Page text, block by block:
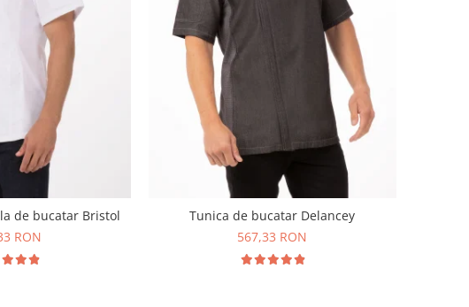
de bucatar Bristol
RON
Tunica de bucatar Delancey
567,33 RON